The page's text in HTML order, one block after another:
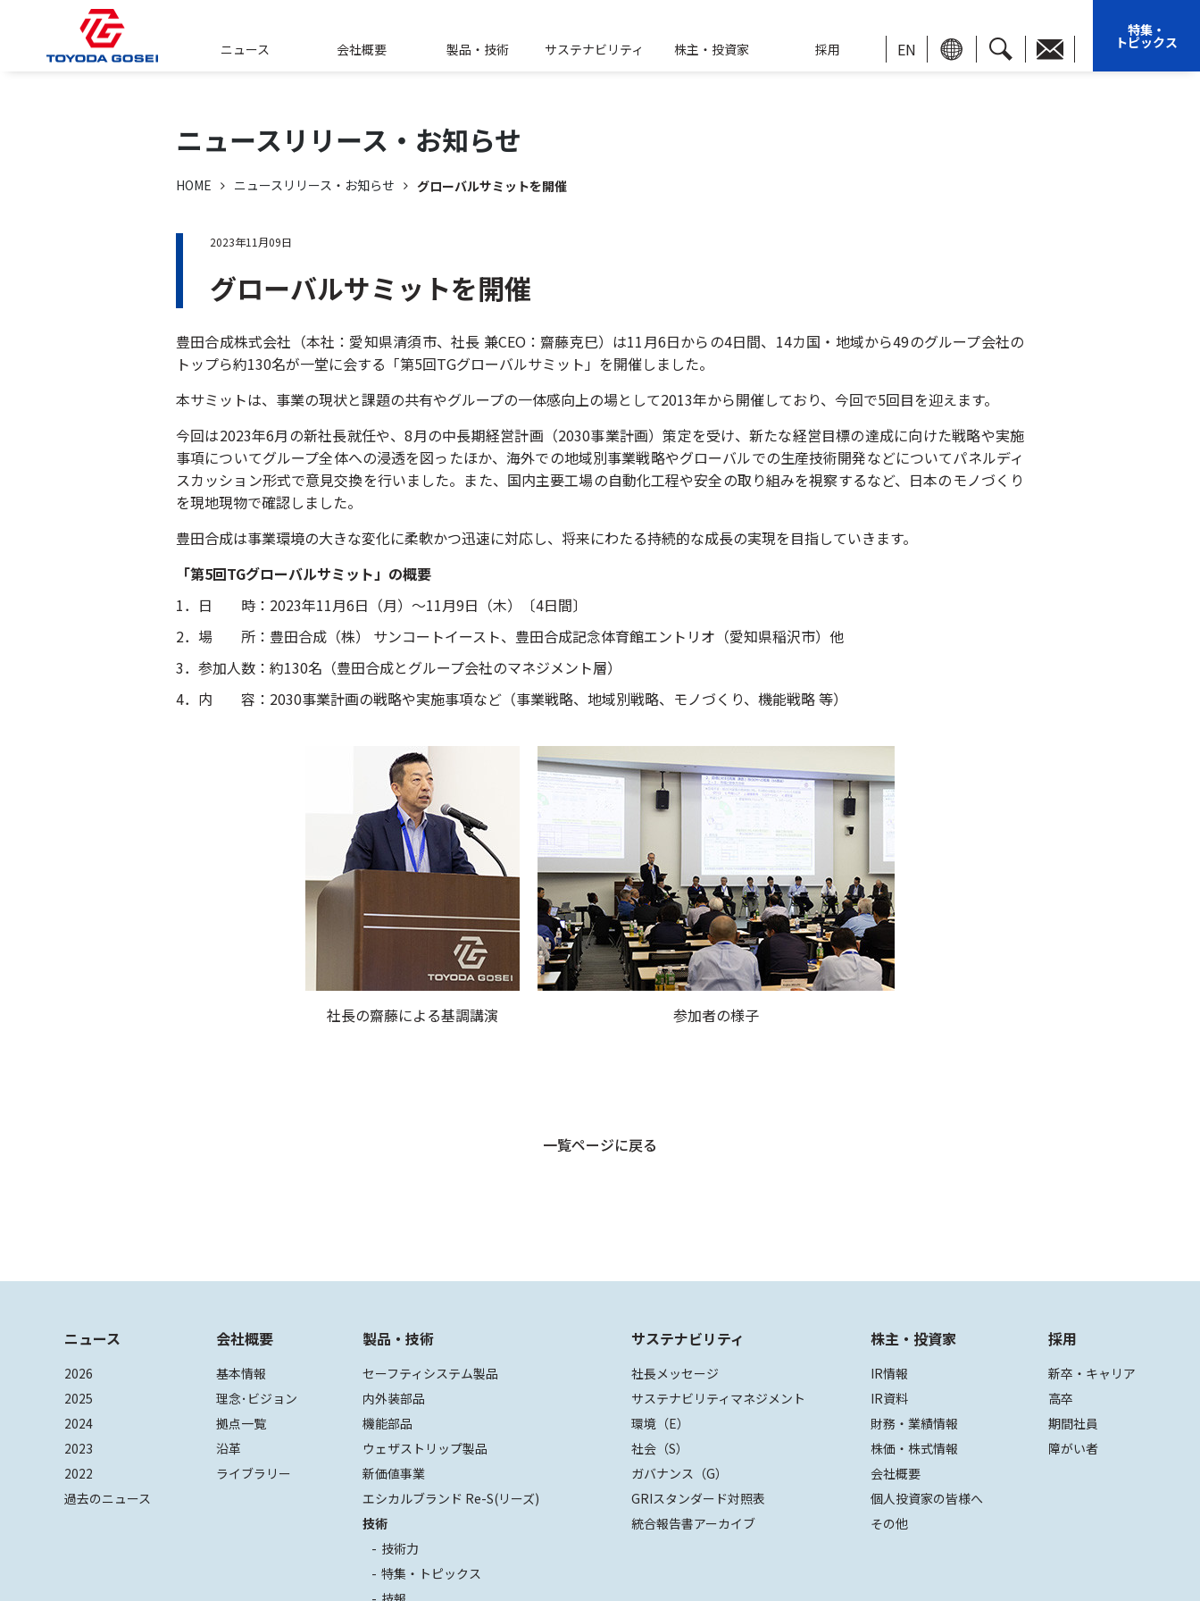
ニュース 会社概要 製品・技術 サステナビリティ 株主・投資家 採用 EN
特集・
トピックス
ニュースリリース・ お知らせ
HOME ニュースリリース・お知らせ グローバルサミットを開催
2023年11月09日
グローバルサミットを開催
豊田合成株式会社（本社：愛知県清須市、社長 兼CEO：齋藤克巳）は11月6日からの4日間、14カ国・地域から49のグループ会社の
トップら約130名が一堂に会する「第5回TGグローバルサミット」を開催しました。
本サミットは、事業の現状と課題の共有やグループの一体感向上の場として2013年から開催しており、今回で5回目を迎えます。
今回は2023年6月の新社長就任や、8月の中長期経営計画（2030事業計画）策定を受け、新たな経営目標の達成に向けた戦略や実施
事項についてグループ全体への浸透を図ったほか、海外での地域別事業戦略やグローバルでの生産技術開発などについてパネルディ
スカッション形式で意見交換を行いました。また、国内主要工場の自動化工程や安全の取り組みを視察するなど、日本のモノづくり
を現地現物で確認しました。
豊田合成は事業環境の大きな変化に柔軟かつ迅速に対応し、将来にわたる持続的な成長の実現を目指していきます。
「第5回TGグローバルサミット」の概要
1．日 時： 2023年11月6日（月）～11月9日（木）〔4日間〕
2．場 所： 豊田合成（株） サンコートイースト、豊田合成記念体育館エントリオ（愛知県稲沢市）他
3．参加人数： 約130名（豊田合成とグループ会社のマネジメント層）
4．内 容： 2030事業計画の戦略や実施事項など（事業戦略、地域別戦略、モノづくり、機能戦略 等）
社長の齋藤による基調講演 参加者の様子
一覧ページに戻る
ニュース
2026
2025
2024
2023
2022
過去のニュース
会社概要
基本情報
理念･ビジョン
拠点一覧
沿革
ライブラリー
製品・技術
セーフティシステム製品
内外装部品
機能部品
ウェザストリップ製品
新価値事業
エシカルブランド Re-S(リーズ)
技術
技術力
特集・トピックス
サステナビリティ
社長メッセージ
サステナビリティマネジメント
環境（E）
社会（S）
ガバナンス（G）
GRIスタンダード対照表
統合報告書アーカイブ
株主・投資家
IR情報
IR資料
財務・業績情報
株価・株式情報
会社概要
個人投資家の皆様へ
その他
採用
新卒・キャリア
高卒
期間社員
障がい者